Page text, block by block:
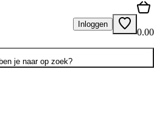
Inloggen
0.00
je naar op zoek?